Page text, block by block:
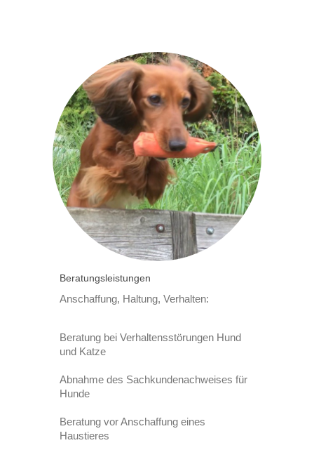
Beratungsleistungen
Anschaffung, Haltung, Verhalten:
Beratung bei Verhaltensstörungen Hund
und Katze
Abnahme des Sachkundenachweises für
Hunde
Beratung vor Anschaffung eines
Haustieres